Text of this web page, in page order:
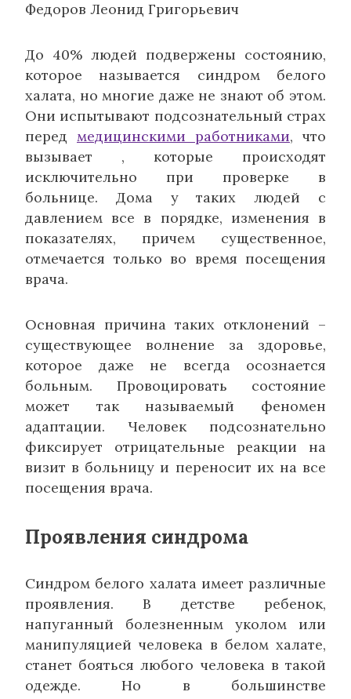
Федоров Леонид Григорьевич
До 40% людей подвержены состоянию,
которое называется синдром белого
халата, но многие даже не знают об этом.
Они испытывают подсознательный страх
перед медицинскими работниками, что
вызывает , которые происходят
исключительно при проверке в
больнице. Дома у таких людей с
давлением все в порядке, изменения в
показателях, причем существенное,
отмечается только во время посещения
врача.
Основная причина таких отклонений –
существующее волнение за здоровье,
которое даже не всегда осознается
больным. Провоцировать состояние
может так называемый феномен
адаптации. Человек подсознательно
фиксирует отрицательные реакции на
визит в больницу и переносит их на все
посещения врача.
Проявления синдрома
Синдром белого халата имеет различные
проявления. В детстве ребенок,
напуганный болезненным уколом или
манипуляцией человека в белом халате,
станет бояться любого человека в такой
одежде. Но в большинстве